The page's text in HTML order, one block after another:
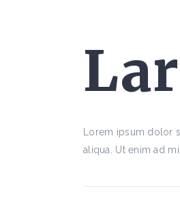
Lorem ipsum dolor
aliqua. Ut enim ad